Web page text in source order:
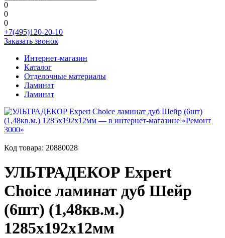
0
0
0
+7(495)120-20-10
Заказать звонок
Интернет-магазин
Каталог
Отделочные материалы
Ламинат
Ламинат
Код товара: 20880028
УЛЬТРАДЕКОР Expert
Choice ламинат дуб Шейр
(6шт) (1,48кв.м.)
1285х192х12мм